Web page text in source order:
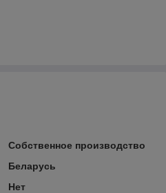
Собственное производство
Беларусь
Нет